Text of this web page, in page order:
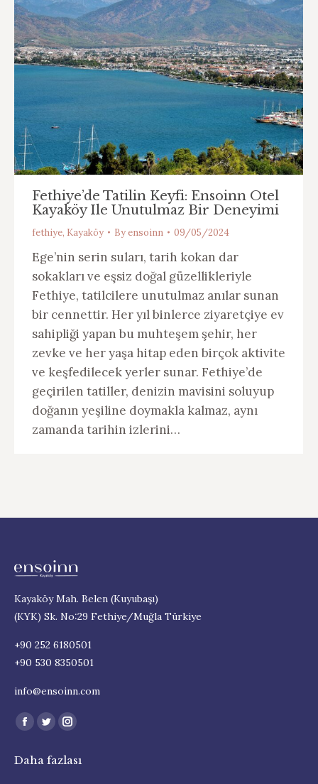
Fethiye’de Tatilin Keyfi: Ensoinn Otel
Kayaköy Ile Unutulmaz Bir Deneyimi
fethiye, Kayaköy Byensoinn 09/05/2024
Ege’nin serin suları, tarih kokan dar
sokakları ve eşsiz doğal güzellikleriyle
Fethiye, tatilcilere unutulmaz anılar sunan
bir cennettir. Her yıl binlerce ziyaretçiye ev
sahipliği yapan bu muhteşem şehir, her
zevke ve her yaşa hitap eden birçok aktivite
ve keşfedilecek yerler sunar. Fethiye’de
geçirilen tatiller, denizin mavisini soluyup
doğanın yeşiline doymakla kalmaz, aynı
zamanda tarihin izlerini…
Kayaköy Mah. Belen (Kuyubaşı)
(KYK) Sk. No:29 Fethiye/Muğla Türkiye
+90 252 6180501
+90 530 8350501
info@ensoinn.com
Find us on:
Facebook
opens
Twitter
opens
Instagram
opens
Daha fazlası